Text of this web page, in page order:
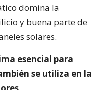
domina la
y buena parte de
solares.
esencial para
se utiliza en la